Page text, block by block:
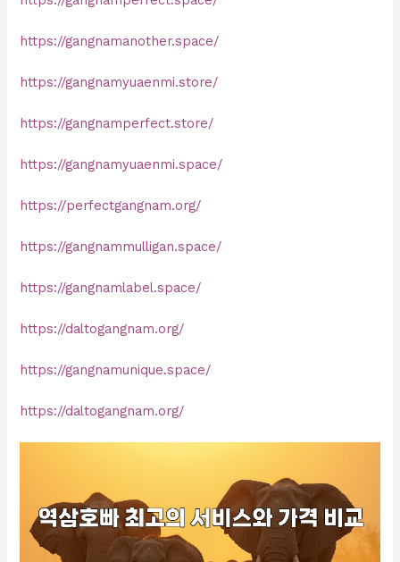
https://gangnamanother.space/
https://gangnamyuaenmi.store/
https://gangnamperfect.store/
https://gangnamyuaenmi.space/
https://perfectgangnam.org/
https://gangnammulligan.space/
https://gangnamlabel.space/
https://daltogangnam.org/
https://gangnamunique.space/
https://daltogangnam.org/